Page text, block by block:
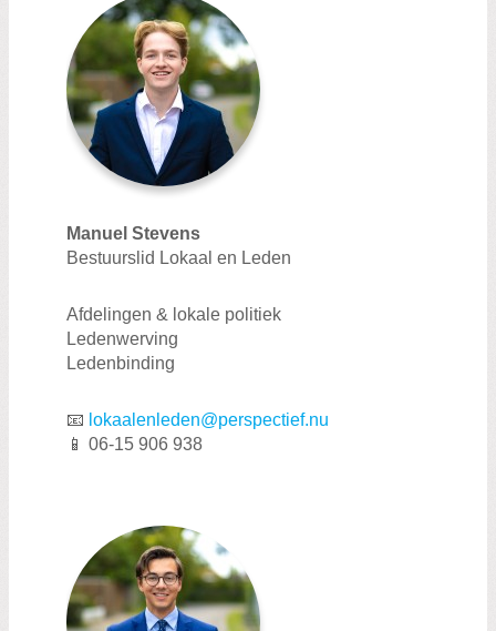
Manuel Stevens
Bestuurslid Lokaal en Leden
Afdelingen & lokale politiek
Ledenwerving
Ledenbinding
📧 lokaalenleden@perspectief.nu
📱 06-15 906 938